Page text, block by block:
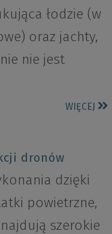
łodzie (w
oraz jachty,
nie jest
WIĘCEJ
dronów
dzięki
powietrzne,
szerokie